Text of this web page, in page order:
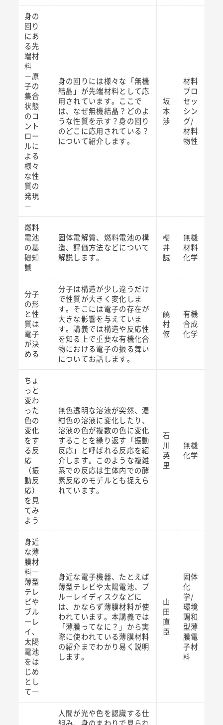
身の
回り
にあ
る先
端材
料
－原
子の
集合
状態
のコ
ント
ロー
ルに
よる
様々
な性
質の
発現
－
身の回りには様々な「無機
結晶」が先端材料として応
用されています。ここで
は、なぜ無機結晶？どのよ
うな性質を示す？身の回り
のどこに応用されている？
について紹介します。
坂
本
渉
材料
プロ
セッ
シン
グ/
材料
物性
燃料
電池
の基
礎知
識
固体電解質、燃料電池の構
造、評価方法などについて
解説します。
櫻
井
誠
無機
材料
化学
分子
の形
と性
質は
電子
が決
める
分子は構造が少し違うだけ
で性質が大きく変化しま
す。そこには電子の存在が
大きな影響を与えていま
す。講義では構造や反応性
を知る上で重要な有機化合
物における電子の振る舞い
についてお話します。
饒
村
修
有機
合成
化学
ちょ
っと
変わ
った
色の
変化
をす
る反
応
（振
動反
応）
を見
てみ
よう
無色透明な溶液が突然、濃
紺色の溶液に変化したり、
溶液の色が複数の色に変化
することを繰り返す「振動
反応」と呼ばれる反応を紹
介します。このような複雑
系での反応は生体内での酵
素反応のモデルとも捉えら
れています。
石
川
英
里
無機
化学
身近
な薄
膜材
料―
薄型
テレ
ビや
ブル
ーレ
イ、
太陽
電池
をは
じめ
とし
て―
身近な電子機器、たとえば
薄型テレビや太陽電池、ブ
ルーレイディスクなどに
は、かならず薄膜材料が使
われています。本講義では
「薄膜ってなに？」から実
際に使われている薄膜材料
の紹介までわかり易く説明
します。
山
田
直
臣
固体
化
学/
環境
調和
型薄
膜電
子材
料
人間が光や色を認識する仕
組み、身のまわりで見られ